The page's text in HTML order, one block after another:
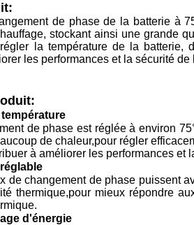
de phase de la batterie à
stockant ainsi une grande
la température de la
les performances et la sécurité de
de phase est réglée à environ
de chaleur,pour régler
à améliorer les performances
de changement de phase puissent
thermique,pour mieux répondre
d'énergie